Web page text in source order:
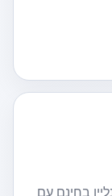
בחינם עם